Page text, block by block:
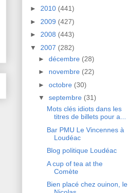
► 2010 (441)
► 2009 (427)
► 2008 (443)
▼ 2007 (282)
► décembre (28)
► novembre (22)
► octobre (30)
▼ septembre (31)
Mots clés idiots dans les
titres de billets pour a...
Bar PMU Le Vincennes à
Loudéac
Blog politique Loudéac
A cup of tea at the
Comète
Bien placé chez ouinon, le